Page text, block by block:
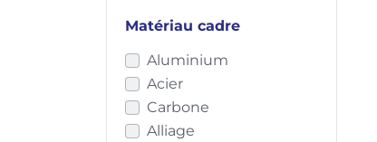
Matériau cadre
Aluminium
Acier
Carbone
Alliage